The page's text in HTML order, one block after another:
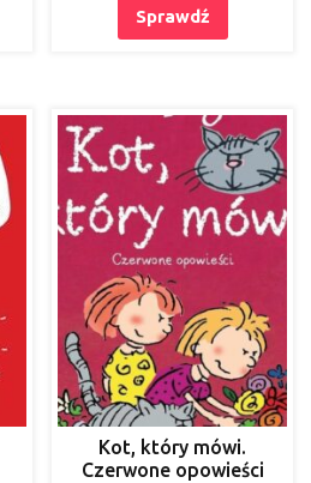
Sprawdź
Kot, który mówi.
Czerwone opowieści